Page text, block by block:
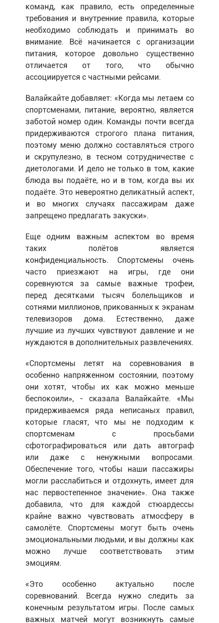
команд, как правило, есть определенные
требования и внутренние правила, которые
необходимо соблюдать и принимать во
внимание. Всё начинается с организации
питания, которое довольно существенно
отличается от того, что обычно
ассоциируется с частными рейсами.
Валайкайте добавляет: «Когда мы летаем со
спортсменами, питание, вероятно, является
заботой номер один. Команды почти всегда
придерживаются строгого плана питания,
поэтому меню должно составляться строго
и скрупулезно, в тесном сотрудничестве с
диетологами. И дело не только в том, какие
блюда вы подаёте, но и в том, когда вы их
подаёте. Это невероятно деликатный аспект,
и во многих случаях пассажирам даже
запрещено предлагать закуски».
Еще одним важным аспектом во время
таких полётов является
конфиденциальность. Спортсмены очень
часто приезжают на игры, где они
соревнуются за самые важные трофеи,
перед десятками тысяч болельщиков и
сотнями миллионов, прикованных к экранам
телевизоров дома. Естественно, даже
лучшие из лучших чувствуют давление и не
нуждаются в дополнительных развлечениях.
«Спортсмены летят на соревнования в
особенно напряженном состоянии, поэтому
они хотят, чтобы их как можно меньше
беспокоили», - сказала Валайкайте. «Мы
придерживаемся ряда неписаных правил,
которые гласят, что мы не подходим к
спортсменам с просьбами
сфотографироваться или дать автограф
или даже с ненужными вопросами.
Обеспечение того, чтобы наши пассажиры
могли расслабиться и отдохнуть, имеет для
нас первостепенное значение». Она также
добавила, что для каждой стюардессы
крайне важно чувствовать атмосферу в
самолёте. Спортсмены могут быть очень
эмоциональными людьми, и вы должны как
можно лучше соответствовать этим
эмоциям.
«Это особенно актуально после
соревнований. Всегда нужно следить за
конечным результатом игры. После самых
важных матчей могут возникнуть самые